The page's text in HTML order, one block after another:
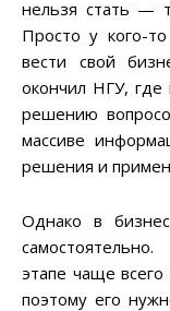
нельзя стать —
Просто у кого-
вести свой
окончил НГУ, где
решению
массиве
решения и
Однако в
этапе чаще
поэтому его